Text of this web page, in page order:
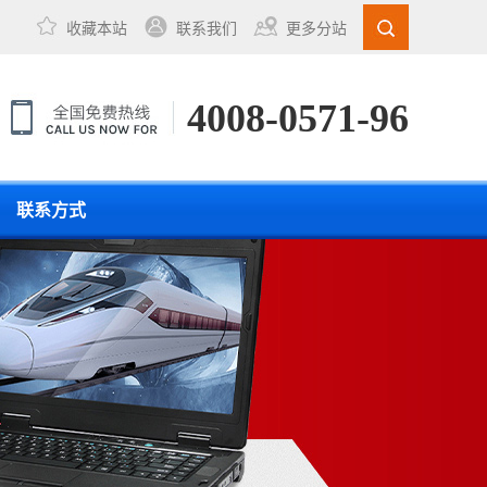
收藏本站 联系我们 更多分站
4008-0571-96
联系方式